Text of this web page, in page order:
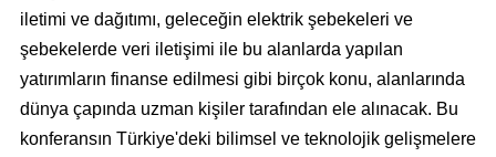
iletimi ve dağıtımı, geleceğin elektrik şebekeleri ve
şebekelerde veri iletişimi ile bu alanlarda yapılan
yatırımların finanse edilmesi gibi birçok konu, alanlarında
dünya çapında uzman kişiler tarafından ele alınacak. Bu
konferansın Türkiye'deki bilimsel ve teknolojik gelişmelere